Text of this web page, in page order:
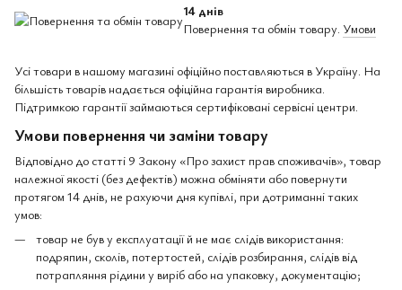
14 днів
Повернення та обмін товару. Умови
Усі товари в нашому магазині офіційно поставляються в Україну. На
більшість товарів надається офіційна гарантія виробника.
Підтримкою гарантії займаються сертифіковані сервісні центри.
Умови повернення чи заміни товару
Відповідно до статті 9 Закону «Про захист прав споживачів», товар
належної якості (без дефектів) можна обміняти або повернути
протягом 14 днів, не рахуючи дня купівлі, при дотриманні таких
умов:
товар не був у експлуатації й не має слідів використання:
подряпин, сколів, потертостей, слідів розбирання, слідів від
потрапляння рідини у виріб або на упаковку, документацію;